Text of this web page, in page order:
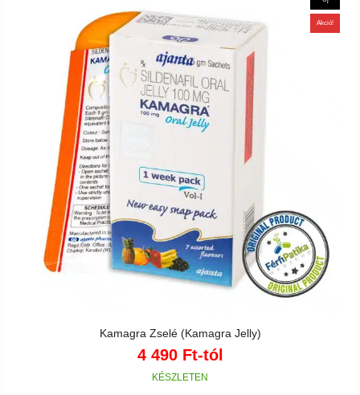
Akció!
Kamagra Zselé (Kamagra Jelly)
4 490 Ft-tól